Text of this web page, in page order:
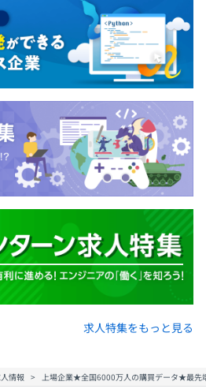
求人特集をもっと見る
情報 上場企業★全国6000万人の購買データ★最先